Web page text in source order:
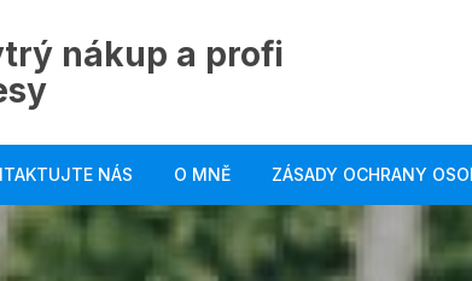
nákup a profi
NÁS O MNĚ ZÁSADY OCHRANY